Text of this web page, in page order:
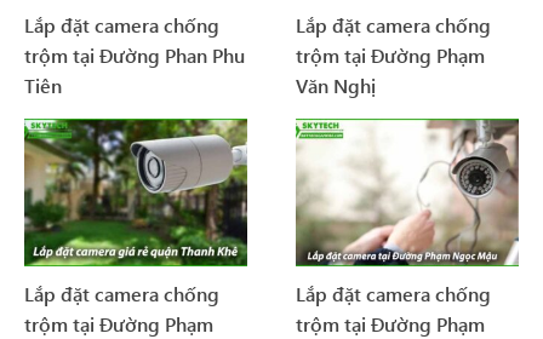
Lắp đặt camera chống
trộm tại Đường Phan Phu
Tiên
Lắp đặt camera chống
trộm tại Đường Phạm
Văn Nghị
Lắp đặt camera chống
trộm tại Đường Phạm
Lắp đặt camera chống
trộm tại Đường Phạm